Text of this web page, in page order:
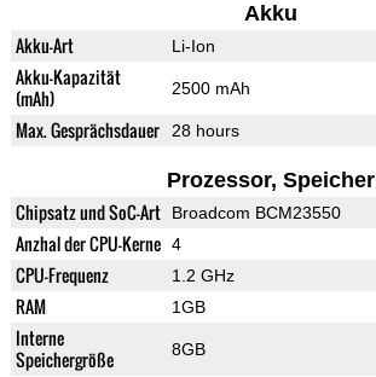
Akku
Akku-Art Li-Ion
Akku-Kapazität
(mAh)
2500 mAh
Max. Gesprächsdauer 28 hours
Prozessor, Speicher
Chipsatz und SoC-Art Broadcom BCM23550
Anzhal der CPU-Kerne 4
CPU-Frequenz 1.2 GHz
RAM 1GB
Interne
Speichergröße
8GB